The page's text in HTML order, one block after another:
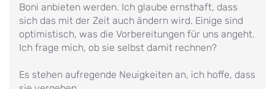
Boni anbieten werden. Ich glaube ernsthaft, dass
sich das mit der Zeit auch ändern wird. Einige sind
optimistisch, was die Vorbereitungen für uns angeht.
Ich frage mich, ob sie selbst damit rechnen?
Es stehen aufregende Neuigkeiten an, ich hoffe, dass